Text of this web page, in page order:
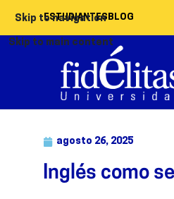
Skip to navigation
Skip to main content
ESTUDIANTES BLOG
agosto 26, 2025
Inglés como